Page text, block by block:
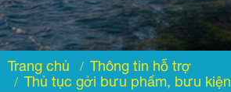
Trang chủ
Thông tin hỗ trợ
Thủ tục gởi bưu phẩm, bưu kiện